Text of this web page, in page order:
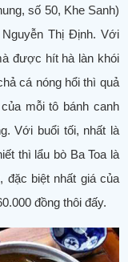
số 50, Khe Sanh)
Thị Định. Với
được hít hà làn khói
cá nóng hổi thì quả
mỗi tô bánh canh
Với buổi tối, nhất là
thì lẩu bò Ba Toa là
đặc biệt nhất giá của
đồng thôi đấy.